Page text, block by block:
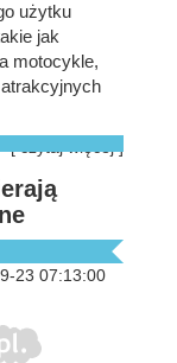
użytku
jak
motocykle,
23 07:13:00